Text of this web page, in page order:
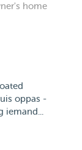
home
oppas -
iemand...